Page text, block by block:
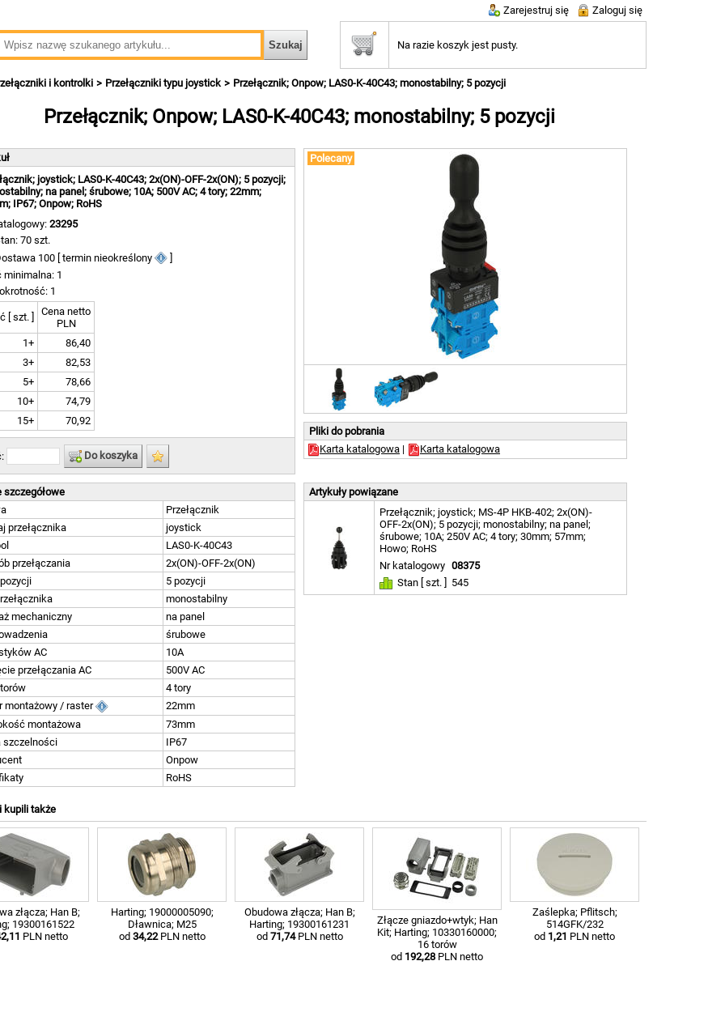
Zarejestruj się Zaloguj się
Na razie koszyk jest pusty.
i kontrolki Przełączniki typu joystick Przełącznik; Onpow; LAS0-K-40C43; monostabilny; 5 pozycji
Przełącznik; Onpow; LAS0-K-40C43; monostabilny; 5 pozycji
Polecany
Pliki do pobrania
Karta katalogowa | Karta katalogowa
joystick; LAS0-K-40C43; 2x(ON)-OFF-2x(ON); 5 pozycji;
na panel; śrubowe; 10A; 500V AC; 4 tory; 22mm;
IP67; Onpow; RoHS
23295
70 szt.
100 [ termin nieokreślony
minimalna: 1
1
[ szt. ]
Cena netto
PLN
1+
86,40
3+
82,53
5+
78,66
10+
74,79
15+
70,92
Do koszyka
szczegółowe
Przełącznik
przełącznika
joystick
LAS0-K-40C43
przełączania
2x(ON)-OFF-2x(ON)
5 pozycji
monostabilny
mechaniczny
na panel
śrubowe
AC
10A
przełączania AC
500V AC
4 tory
montażowy / raster
22mm
montażowa
73mm
szczelności
IP67
Onpow
RoHS
Artykuły powiązane
Przełącznik; joystick; MS-4P HKB-402; 2x(ON)-
OFF-2x(ON); 5 pozycji; monostabilny; na panel;
śrubowe; 10A; 250V AC; 4 tory; 30mm; 57mm;
Howo; RoHS
Nr katalogowy 08375
Stan [ szt. ]
545
kupili także
złącza; Han B;
19300161522
PLN netto
Harting; 19000005090;
Dławnica; M25
od 34,22PLN netto
Obudowa złącza; Han B;
Harting; 19300161231
od 71,74PLN netto
Złącze gniazdo+wtyk; Han
Kit; Harting; 10330160000;
16 torów
od 192,28 PLN netto
Zaślepka; Pflitsch;
514GFK/232
od 1,21 PLN netto